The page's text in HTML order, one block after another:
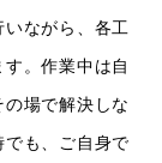
ながら、各工
。作業中は自
場で解決しな
も、ご自身で